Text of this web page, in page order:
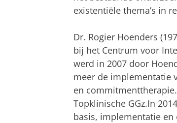
existentiële thema’s in
Dr. Rogier Hoenders
bij het Centrum voor
werd in 2007 door
meer de implementatie
en
Topklinische GGz.In
basis, implementatie